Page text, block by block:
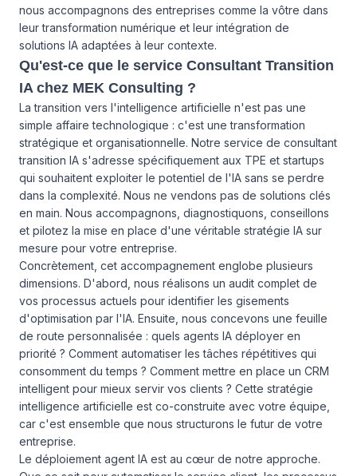
nous accompagnons des entreprises comme la vôtre dans
leur transformation numérique et leur intégration de
solutions IA adaptées à leur contexte.
Qu'est-ce que le service Consultant Transition
IA chez MEK Consulting ?
La transition vers l'intelligence artificielle n'est pas une
simple affaire technologique : c'est une transformation
stratégique et organisationnelle. Notre service de consultant
transition IA s'adresse spécifiquement aux TPE et startups
qui souhaitent exploiter le potentiel de l'IA sans se perdre
dans la complexité. Nous ne vendons pas de solutions clés
en main. Nous accompagnons, diagnostiquons, conseillons
et pilotez la mise en place d'une véritable stratégie IA sur
mesure pour votre entreprise.
Concrètement, cet accompagnement englobe plusieurs
dimensions. D'abord, nous réalisons un audit complet de
vos processus actuels pour identifier les gisements
d'optimisation par l'IA. Ensuite, nous concevons une feuille
de route personnalisée : quels agents IA déployer en
priorité ? Comment automatiser les tâches répétitives qui
consomment du temps ? Comment mettre en place un CRM
intelligent pour mieux servir vos clients ? Cette stratégie
intelligence artificielle est co-construite avec votre équipe,
car c'est ensemble que nous structurons le futur de votre
entreprise.
Le déploiement agent IA est au cœur de notre approche.